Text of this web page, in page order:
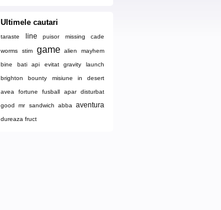
Ultimele cautari
taraste line puisor missing cade
worms stim game alien mayhem
bine bati api evitat gravity launch
brighton bounty misiune in desert
avea fortune fusball apar disturbat
good mr sandwich abba aventura
dureaza fruct